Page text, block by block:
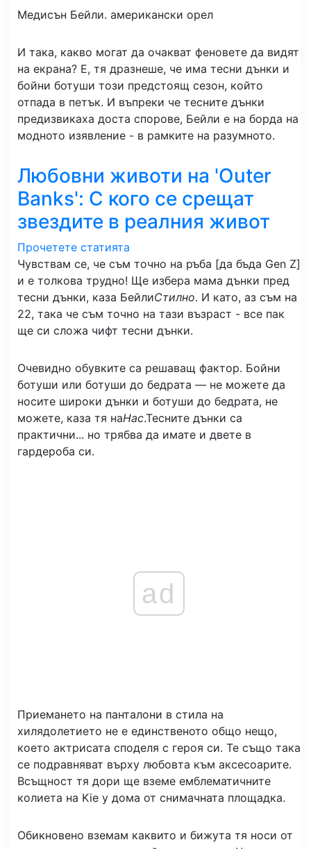
Медисън Бейли. американски орел
И така, какво могат да очакват феновете да видят
на екрана? Е, тя дразнеше, че има тесни дънки и
бойни ботуши този предстоящ сезон, който
отпада в петък. И въпреки че тесните дънки
предизвикаха доста спорове, Бейли е на борда на
модното изявление - в рамките на разумното.
Любовни животи на 'Outer
Banks': С кого се срещат
звездите в реалния живот
Прочетете статията
Чувствам се, че съм точно на ръба [да бъда Gen Z]
и е толкова трудно! Ще избера мама дънки пред
тесни дънки, каза БейлиСтилно. И като, аз съм на
22, така че съм точно на тази възраст - все пак
ще си сложа чифт тесни дънки.
Очевидно обувките са решаващ фактор. Бойни
ботуши или ботуши до бедрата — не можете да
носите широки дънки и ботуши до бедрата, не
можете, каза тя наНас.Тесните дънки са
практични... но трябва да имате и двете в
гардероба си.
ad
Приемането на панталони в стила на
хилядолетието не е единственото общо нещо,
което актрисата споделя с героя си. Те също така
се подравняват върху любовта към аксесоарите.
Всъщност тя дори ще вземе емблематичните
колиета на Kie у дома от снимачната площадка.
Обикновено вземам каквито и бижута тя носи от